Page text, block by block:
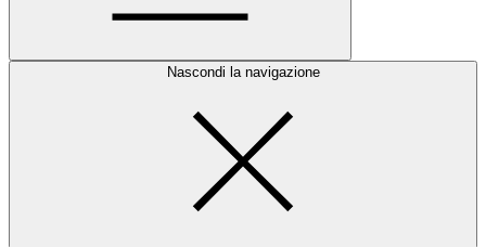
Nascondi la navigazione